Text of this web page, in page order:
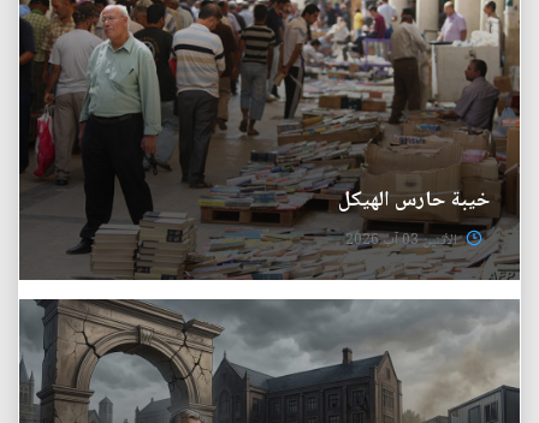
خيبة حارس الهيكل
الأثنين 03 آب 2026